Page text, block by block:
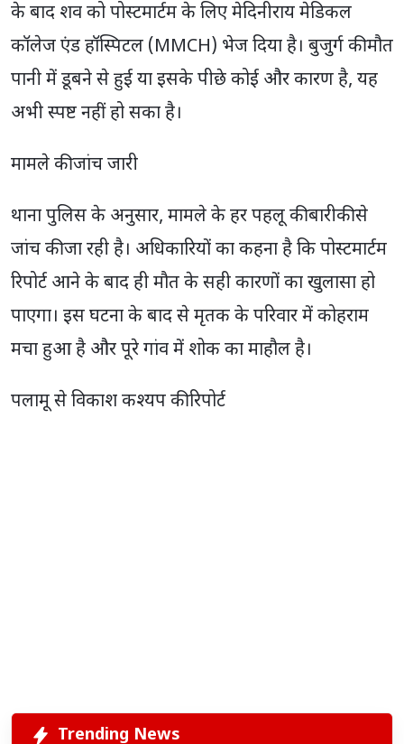
के बाद शव को पोस्टमार्टम के लिए मेदिनीराय मेडिकल
कॉलेज एंड हॉस्पिटल (MMCH) भेज दिया है। बुजुर्ग की मौत
पानी में डूबने से हुई या इसके पीछे कोई और कारण है, यह
अभी स्पष्ट नहीं हो सका है।
मामले की जांच जारी
थाना पुलिस के अनुसार, मामले के हर पहलू की बारीकी से
जांच की जा रही है। अधिकारियों का कहना है कि पोस्टमार्टम
रिपोर्ट आने के बाद ही मौत के सही कारणों का खुलासा हो
पाएगा। इस घटना के बाद से मृतक के परिवार में कोहराम
मचा हुआ है और पूरे गांव में शोक का माहौल है।
पलामू से विकाश कश्यप की रिपोर्ट
Trending News